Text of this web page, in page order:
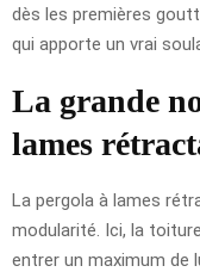
dès les premières
qui apporte un vrai
La grande
lames
La pergola à lames
modularité. Ici, la
entrer un maximum de